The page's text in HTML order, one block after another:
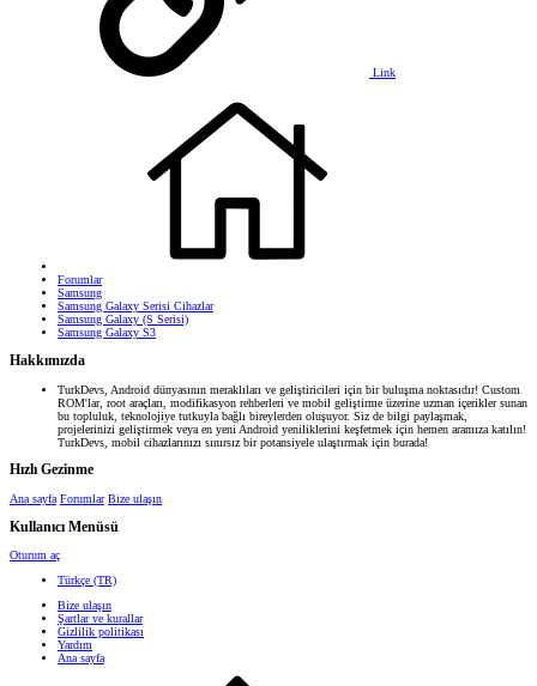
Link
Forumlar
Samsung
Samsung Galaxy Serisi Cihazlar
Samsung Galaxy (S Serisi)
Samsung Galaxy S3
Hakkımızda
TurkDevs, Android dünyasının meraklıları ve geliştiricileri için bir buluşma noktasıdır! Custom
ROM'lar, root araçları, modifikasyon rehberleri ve mobil geliştirme üzerine uzman içerikler sunan
bu topluluk, teknolojiye tutkuyla bağlı bireylerden oluşuyor. Siz de bilgi paylaşmak,
projelerinizi geliştirmek veya en yeni Android yeniliklerini keşfetmek için hemen aramıza katılın!
TurkDevs, mobil cihazlarınızı sınırsız bir potansiyele ulaştırmak için burada!
Hızlı Gezinme
Ana sayfa Forumlar Bize ulaşın
Kullanıcı Menüsü
Oturum aç
Türkçe (TR)
Bize ulaşın
Şartlar ve kurallar
Gizlilik politikası
Yardım
Ana sayfa